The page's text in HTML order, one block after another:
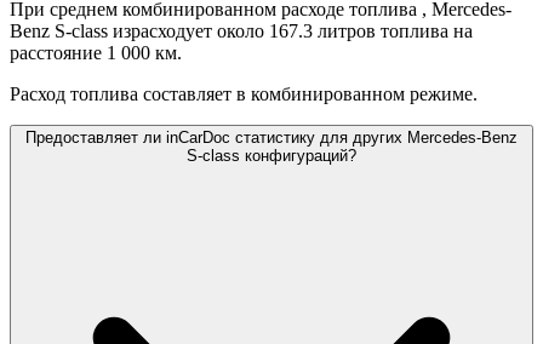
При среднем комбинированном расходе топлива , Mercedes-
Benz S-class израсходует около 167.3 литров топлива на
расстояние 1 000 км.
Расход топлива составляет в комбинированном режиме.
Предоставляет ли inCarDoc статистику для других Mercedes-Benz
S-class конфигураций?